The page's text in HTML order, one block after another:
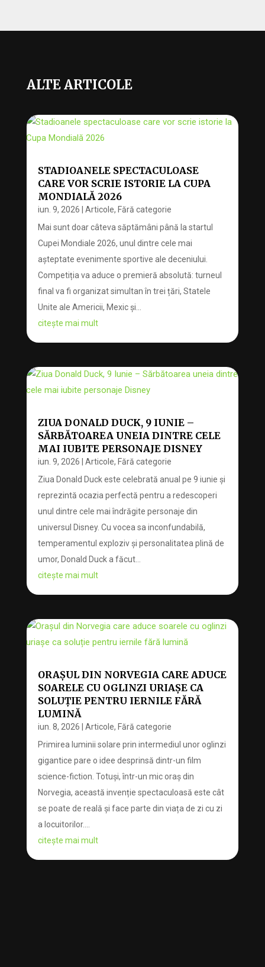
ALTE ARTICOLE
STADIOANELE SPECTACULOASE
CARE VOR SCRIE ISTORIE LA CUPA
MONDIALĂ 2026
iun. 9, 2026 Articole, Fără categorie
Mai sunt doar câteva săptămâni până la startul
Cupei Mondiale 2026, unul dintre cele mai
așteptate evenimente sportive ale deceniului.
Competiția va aduce o premieră absolută: turneul
final va fi organizat simultan în trei țări, Statele
Unite ale Americii, Mexic și...
citește mai mult
ZIUA DONALD DUCK, 9 IUNIE –
SĂRBĂTOAREA UNEIA DINTRE CELE
MAI IUBITE PERSONAJE DISNEY
iun. 9, 2026 Articole, Fără categorie
Ziua Donald Duck este celebrată anual pe 9 iunie și
reprezintă ocazia perfectă pentru a redescoperi
unul dintre cele mai îndrăgite personaje din
universul Disney. Cu vocea sa inconfundabilă,
temperamentul exploziv și personalitatea plină de
umor, Donald Duck a făcut...
citește mai mult
ORAȘUL DIN NORVEGIA CARE ADUCE
SOARELE CU OGLINZI URIAȘE CA
SOLUȚIE PENTRU IERNILE FĂRĂ
LUMINĂ
iun. 8, 2026 Articole, Fără categorie
Primirea luminii solare prin intermediul unor oglinzi
gigantice pare o idee desprinsă dintr-un film
science-fiction. Totuși, într-un mic oraș din
Norvegia, această invenție spectaculoasă este cât
se poate de reală și face parte din viața de zi cu zi
a locuitorilor....
citește mai mult